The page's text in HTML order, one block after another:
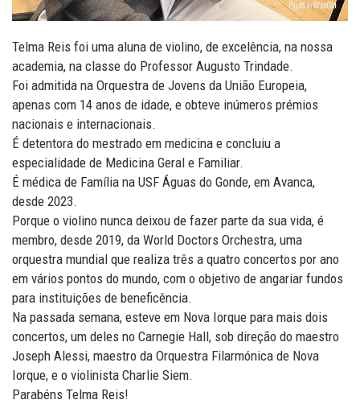
Telma Reis foi uma aluna de violino, de excelência, na nossa
academia, na classe do Professor Augusto Trindade.
Foi admitida na Orquestra de Jovens da União Europeia,
apenas com 14 anos de idade, e obteve inúmeros prémios
nacionais e internacionais.
É detentora do mestrado em medicina e concluiu a
especialidade de Medicina Geral e Familiar.
É médica de Família na USF Águas do Gonde, em Avanca,
desde 2023.
Porque o violino nunca deixou de fazer parte da sua vida, é
membro, desde 2019, da World Doctors Orchestra, uma
orquestra mundial que realiza três a quatro concertos por ano
em vários pontos do mundo, com o objetivo de angariar fundos
para instituições de beneficência.
Na passada semana, esteve em Nova Iorque para mais dois
concertos, um deles no Carnegie Hall, sob direção do maestro
Joseph Alessi, maestro da Orquestra Filarmónica de Nova
Iorque, e o violinista Charlie Siem.
Parabéns Telma Reis!